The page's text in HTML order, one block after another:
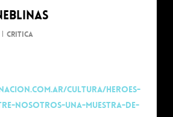
Critica
cultura/heroes-
nosotros-una-muestra-de-